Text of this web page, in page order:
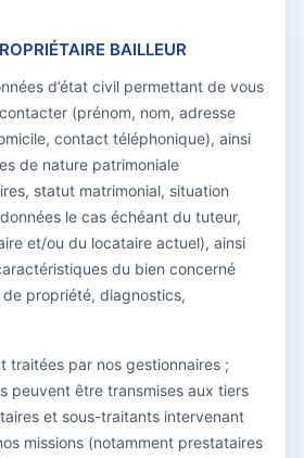
BAILLEUR
d’état civil permettant de vous
(prénom, nom, adresse
contact téléphonique), ainsi
de nature patrimoniale
statut matrimonial, situation
le cas échéant du tuteur,
et/ou du locataire actuel), ainsi
du bien concerné
propriété, diagnostics,
traitées par nos gestionnaires ;
peuvent être transmises aux tiers
et sous-traitants intervenant
missions (notamment prestataires